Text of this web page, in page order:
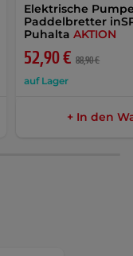
Elektrische
Paddelbretter
PuhaltaAKTION
52,90 € 88,90 €
auf Lager
+ In den